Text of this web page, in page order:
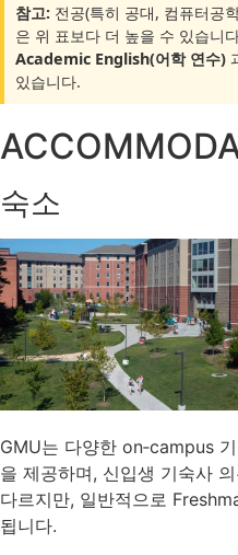
참고: 전공(특히 공대, 컴퓨터공
은 위 표보다 더 높을 수 있습니
Academic English(어학 연수)
있습니다.
숙소
GMU는 다양한 on‑campus
을 제공하며, 신입생 기숙사
다르지만, 일반적으로
됩니다.